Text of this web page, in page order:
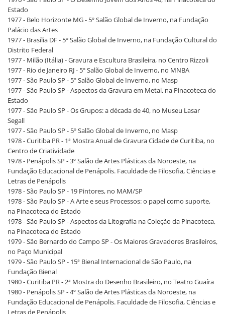
Estado
1977 - Belo Horizonte MG - 5º Salão Global de Inverno, na Fundação
Palácio das Artes
1977 - Brasília DF - 5º Salão Global de Inverno, na Fundação Cultural do
Distrito Federal
1977 - Milão (Itália) - Gravura e Escultura Brasileira, no Centro Rizzoli
1977 - Rio de Janeiro RJ - 5º Salão Global de Inverno, no MNBA
1977 - São Paulo SP - 5º Salão Global de Inverno, no Masp
1977 - São Paulo SP - Aspectos da Gravura em Metal, na Pinacoteca do
Estado
1977 - São Paulo SP - Os Grupos: a década de 40, no Museu Lasar
Segall
1977 - São Paulo SP - 5º Salão Global de Inverno, no Masp
1978 - Curitiba PR - 1ª Mostra Anual de Gravura Cidade de Curitiba, no
Centro de Criatividade
1978 - Penápolis SP - 3º Salão de Artes Plásticas da Noroeste, na
Fundação Educacional de Penápolis. Faculdade de Filosofia, Ciências e
Letras de Penápolis
1978 - São Paulo SP - 19 Pintores, no MAM/SP
1978 - São Paulo SP - A Arte e seus Processos: o papel como suporte,
na Pinacoteca do Estado
1978 - São Paulo SP - Aspectos da Litografia na Coleção da Pinacoteca,
na Pinacoteca do Estado
1979 - São Bernardo do Campo SP - Os Maiores Gravadores Brasileiros,
no Paço Municipal
1979 - São Paulo SP - 15ª Bienal Internacional de São Paulo, na
Fundação Bienal
1980 - Curitiba PR - 2ª Mostra do Desenho Brasileiro, no Teatro Guaíra
1980 - Penápolis SP - 4º Salão de Artes Plásticas da Noroeste, na
Fundação Educacional de Penápolis. Faculdade de Filosofia, Ciências e
Letras de Penápolis